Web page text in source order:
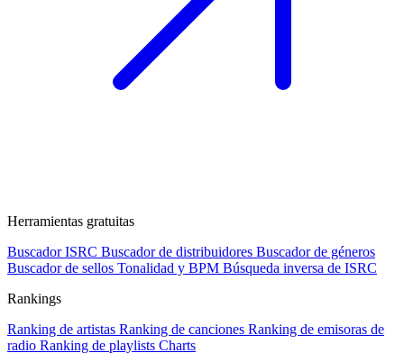
Herramientas gratuitas
Buscador ISRC Buscador de distribuidores Buscador de géneros
Buscador de sellos Tonalidad y BPM Búsqueda inversa de ISRC
Rankings
Ranking de artistas Ranking de canciones Ranking de emisoras de
radio Ranking de playlists Charts